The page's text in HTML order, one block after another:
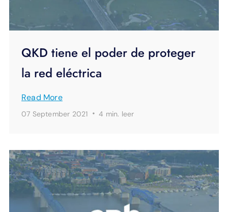
QKD tiene el poder de proteger
la red eléctrica
Read More
07 September 2021 ·4 min. leer